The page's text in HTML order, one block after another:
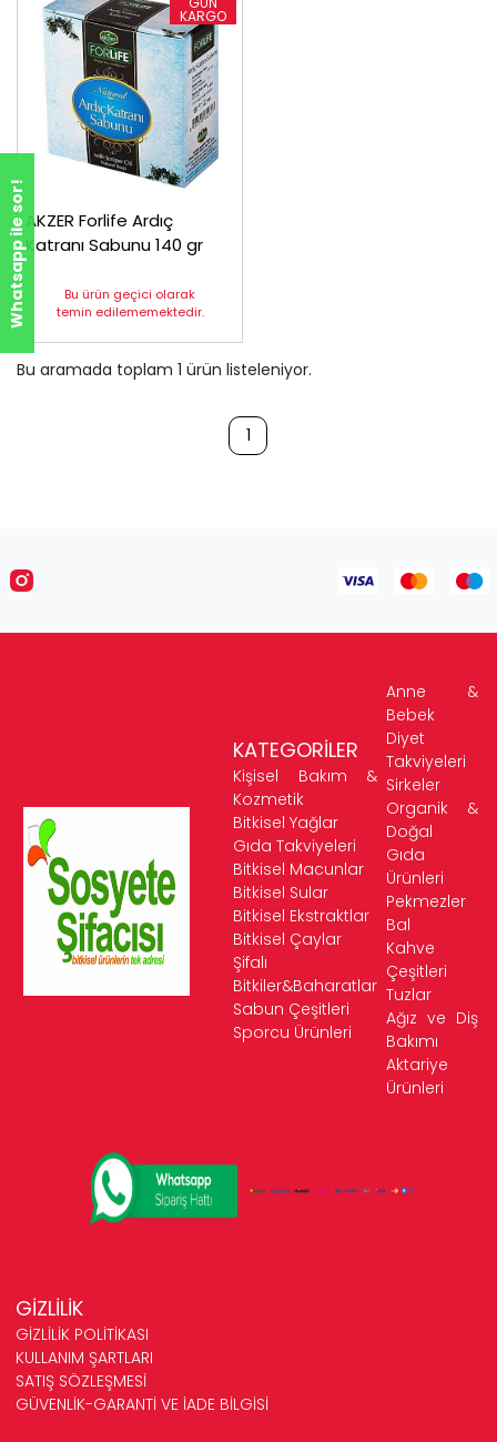
AKZER Forlife Ardıç
Katranı Sabunu 140 gr
Bu ürün geçici olarak
temin edilememektedir.
Bu aramada toplam 1 ürün listeleniyor.
1
KATEGORİLER
Kişisel Bakım &
Kozmetik
Bitkisel Yağlar
Gıda Takviyeleri
Bitkisel Macunlar
Bitkisel Sular
Bitkisel Ekstraktlar
Bitkisel Çaylar
Şifalı
Bitkiler&Baharatlar
Sabun Çeşitleri
Sporcu Ürünleri
Anne &
Bebek
Diyet
Takviyeleri
Sirkeler
Organik &
Doğal
Gıda
Ürünleri
Pekmezler
Bal
Kahve
Çeşitleri
Tuzlar
Ağız ve Diş
Bakımı
Aktariye
Ürünleri
GİZLİLİK
GİZLİLİK POLİTİKASI
KULLANIM ŞARTLARI
SATIŞ SÖZLEŞMESİ
GÜVENLİK-GARANTİ VE İADE BİLGİSİ
Whatsapp ile sor!